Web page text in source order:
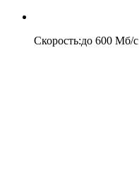
Скорость:до 600 Мб/c